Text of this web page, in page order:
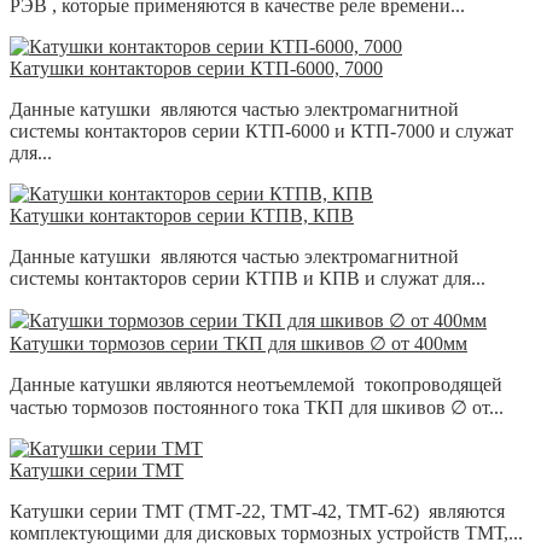
РЭВ , которые применяются в качестве реле времени...
Катушки контакторов серии КТП-6000, 7000
Данные катушки являются частью электромагнитной
системы контакторов серии КТП-6000 и КТП-7000 и служат
для...
Катушки контакторов серии КТПВ, КПВ
Данные катушки являются частью электромагнитной
системы контакторов серии КТПВ и КПВ и служат для...
Катушки тормозов серии ТКП для шкивов ∅ от 400мм
Данные катушки являются неотъемлемой токопроводящей
частью тормозов постоянного тока ТКП для шкивов ∅ от...
Катушки серии ТМТ
Катушки серии ТМТ (ТМТ-22, ТМТ-42, ТМТ-62) являются
комплектующими для дисковых тормозных устройств ТМТ,...